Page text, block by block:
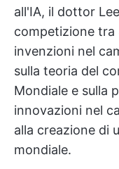
all'IA, il dottor
competizione tra
invenzioni nel
sulla teoria del
Mondiale e sulla
innovazioni nel
alla creazione di
mondiale.